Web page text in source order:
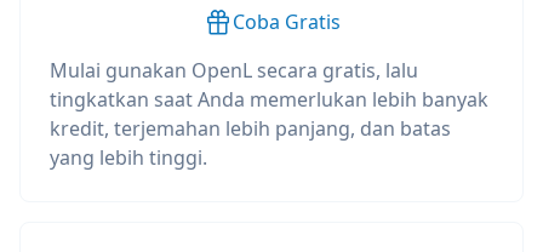
Coba Gratis
Mulai gunakan OpenL secara gratis, lalu
tingkatkan saat Anda memerlukan lebih banyak
kredit, terjemahan lebih panjang, dan batas
yang lebih tinggi.